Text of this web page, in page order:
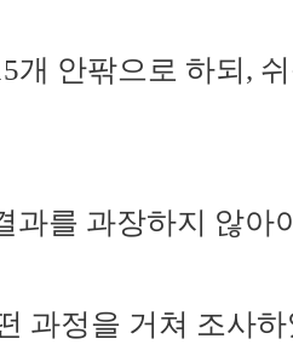
개 안팎으로 하되,
과를 과장하지 않아
과정을 거쳐 조사